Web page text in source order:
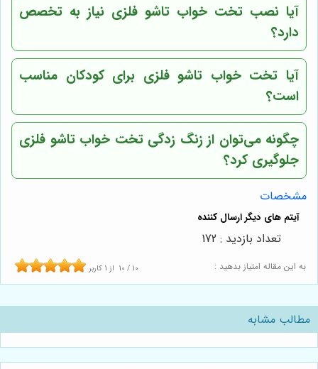
آیا نصب تخت خواب تاشو فلزی نیاز به تخصص
دارد؟
آیا تخت خواب تاشو فلزی برای کودکان مناسب
است؟
چگونه می‌توان از زنگ زدگی تخت خواب تاشو فلزی
جلوگیری کرد؟
مشخصات
به این مقاله امتیاز بدهید : 10 / 10 از 1 کاربر
تعداد بازدید : 172
مطالب مشابه